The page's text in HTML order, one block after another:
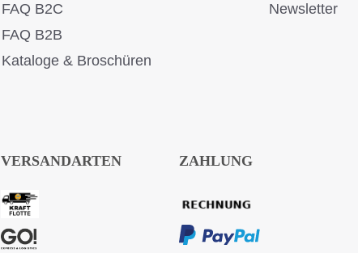
FAQ B2C
FAQ B2B
Kataloge & Broschüren
Newsletter
VERSANDARTEN ZAHLUNG